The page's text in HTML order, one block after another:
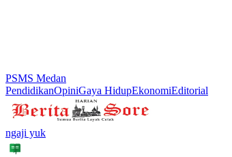
PSMS Medan
PendidikanOpiniGaya HidupEkonomiEditorial
ngaji yuk